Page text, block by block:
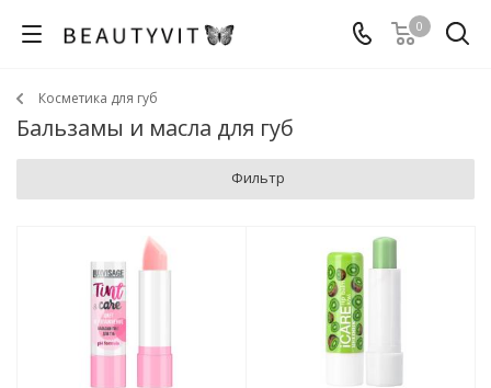
0
Косметика для губ
Бальзамы и масла для губ
Фильтр